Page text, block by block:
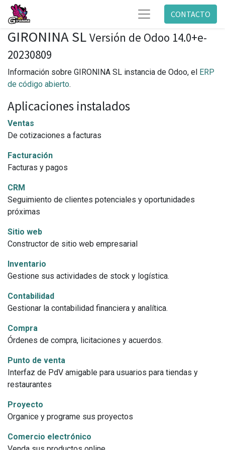
CONTACTO
GIRONINA SL Versión de Odoo 14.0+e-
20230809
Información sobre GIRONINA SL instancia de Odoo, el ERP
de código abierto.
Aplicaciones instalados
Ventas
De cotizaciones a facturas
Facturación
Facturas y pagos
CRM
Seguimiento de clientes potenciales y oportunidades
próximas
Sitio web
Constructor de sitio web empresarial
Inventario
Gestione sus actividades de stock y logística.
Contabilidad
Gestionar la contabilidad financiera y analítica.
Compra
Órdenes de compra, licitaciones y acuerdos.
Punto de venta
Interfaz de PdV amigable para usuarios para tiendas y
restaurantes
Proyecto
Organice y programe sus proyectos
Comercio electrónico